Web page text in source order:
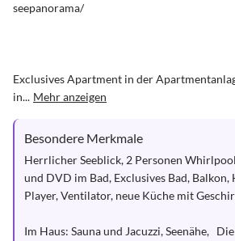
seepanorama/
Exclusives Apartment in der
in... Mehr anzeigen
Besondere Merkmale
Herrlicher Seeblick, 2 Personen
und DVD im Bad, Exclusives Bad, Balkon,
Player, Ventilator, neue Küche mit
Im Haus: Sauna und Jacuzzi, Seenähe,